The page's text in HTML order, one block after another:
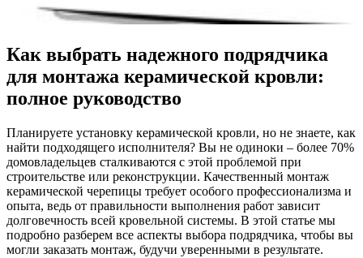
Как выбрать надежного подрядчика
для монтажа керамической кровли:
полное руководство
Планируете установку керамической кровли, но не знаете, как
найти подходящего исполнителя? Вы не одиноки – более 70%
домовладельцев сталкиваются с этой проблемой при
строительстве или реконструкции. Качественный монтаж
керамической черепицы требует особого профессионализма и
опыта, ведь от правильности выполнения работ зависит
долговечность всей кровельной системы. В этой статье мы
подробно разберем все аспекты выбора подрядчика, чтобы вы
могли заказать монтаж, будучи уверенными в результате.